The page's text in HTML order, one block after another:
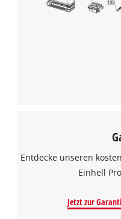
Entdecke unseren
Einhell
Jetzt zur